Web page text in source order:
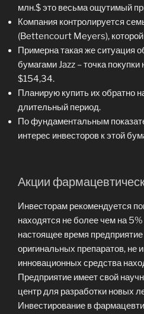
млн.$ это весьма ощутимый
Компания контролируется
(Bettencourt Meyers),
Примерна такая же ситуация
бумагами Jazz – точка
$154,34.
Планирую купить их обратно
длительный период.
По фундаментальным
интерес инвесторов к этой
Акции
Инвесторам рекомендуется
находятся не более чем на
настоящее время
оригинальных препаратов,
инновационных средства
Предприятие имеет свой
центр для разработки новых
Инвестирование в